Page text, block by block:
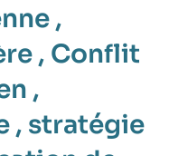
,
, Conflit
,
, stratégie